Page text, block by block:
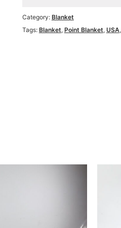
Category: Blanket
Tags: Blanket, Point Blanket, USA,